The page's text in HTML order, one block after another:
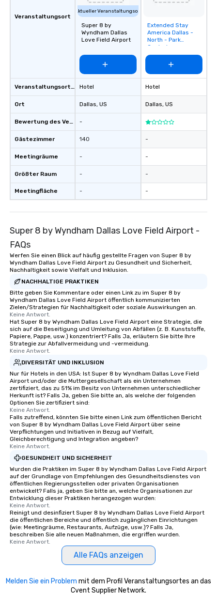
Veranstaltungsort
Veranstaltungsortstyp
Ort
Bewertung des Veranstaltungsortes
Gästezimmer
Meetingräume
Größter Raum
Meetingfläche
Aktueller Veranstaltungsort
Super 8 by
Wyndham Dallas
Love Field Airport
Hotel
Dallas, US
-
140
-
-
-
Removed from
favorites
Extended Stay
America Dallas -
North - Park
Central
Hotel
Dallas, US
-
-
-
-
Super 8 by Wyndham Dallas Love Field Airport -
FAQs
Werfen Sie einen Blick auf häufig gestellte Fragen von Super 8 by
Wyndham Dallas Love Field Airport zu Gesundheit und Sicherheit,
Nachhaltigkeit sowie Vielfalt und Inklusion.
NACHHALTIGE PRAKTIKEN
Bitte geben Sie Kommentare oder einen Link zu im Super 8 by
Wyndham Dallas Love Field Airport öffentlich kommunizierten
Zielen/Strategien für Nachhaltigkeit oder soziale Auswirkungen an.
Keine Antwort.
Hat Super 8 by Wyndham Dallas Love Field Airport eine Strategie, die
sich auf die Beseitigung und Umleitung von Abfällen (z. B. Kunststoffe,
Papiere, Pappe, usw.) konzentriert? Falls Ja, erläutern Sie bitte Ihre
Strategie zur Abfallvermeidung und -vermeidung.
Keine Antwort.
DIVERSITÄT UND INKLUSION
Nur für Hotels in den USA: Ist Super 8 by Wyndham Dallas Love Field
Airport und/oder die Muttergesellschaft als ein Unternehmen
zertifiziert, das zu 51% im Besitz von Unternehmen unterschiedlicher
Herkunft ist? Falls Ja, geben Sie bitte an, als welche der folgenden
Optionen Sie zertifiziert sind:
Keine Antwort.
Falls zutreffend, könnten Sie bitte einen Link zum öffentlichen Bericht
von Super 8 by Wyndham Dallas Love Field Airport über seine
Verpflichtungen und Initiativen in Bezug auf Vielfalt,
Gleichberechtigung und Integration angeben?
Keine Antwort.
GESUNDHEIT UND SICHERHEIT
Wurden die Praktiken im Super 8 by Wyndham Dallas Love Field Airport
auf der Grundlage von Empfehlungen des Gesundheitsdienstes von
öffentlichen Regierungsstellen oder privaten Organisationen
entwickelt? Falls ja, geben Sie bitte an, welche Organisationen zur
Entwicklung dieser Praktiken herangezogen wurden:
Keine Antwort.
Reinigt und desinfiziert Super 8 by Wyndham Dallas Love Field Airport
die öffentlichen Bereiche und öffentlich zugänglichen Einrichtungen
(wie: Meetingräume, Restaurants, Aufzüge, usw.)? Falls Ja,
beschreiben Sie alle neuen Maßnahmen, die ergriffen wurden.
Keine Antwort.
Alle FAQs anzeigen
Melden Sie ein Problem mit dem Profil Veranstaltungsortes an das
Cvent Supplier Network.